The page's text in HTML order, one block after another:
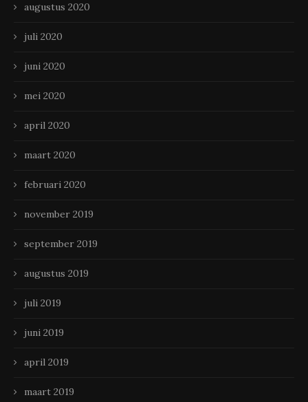
augustus 2020
juli 2020
juni 2020
mei 2020
april 2020
maart 2020
februari 2020
november 2019
september 2019
augustus 2019
juli 2019
juni 2019
april 2019
maart 2019